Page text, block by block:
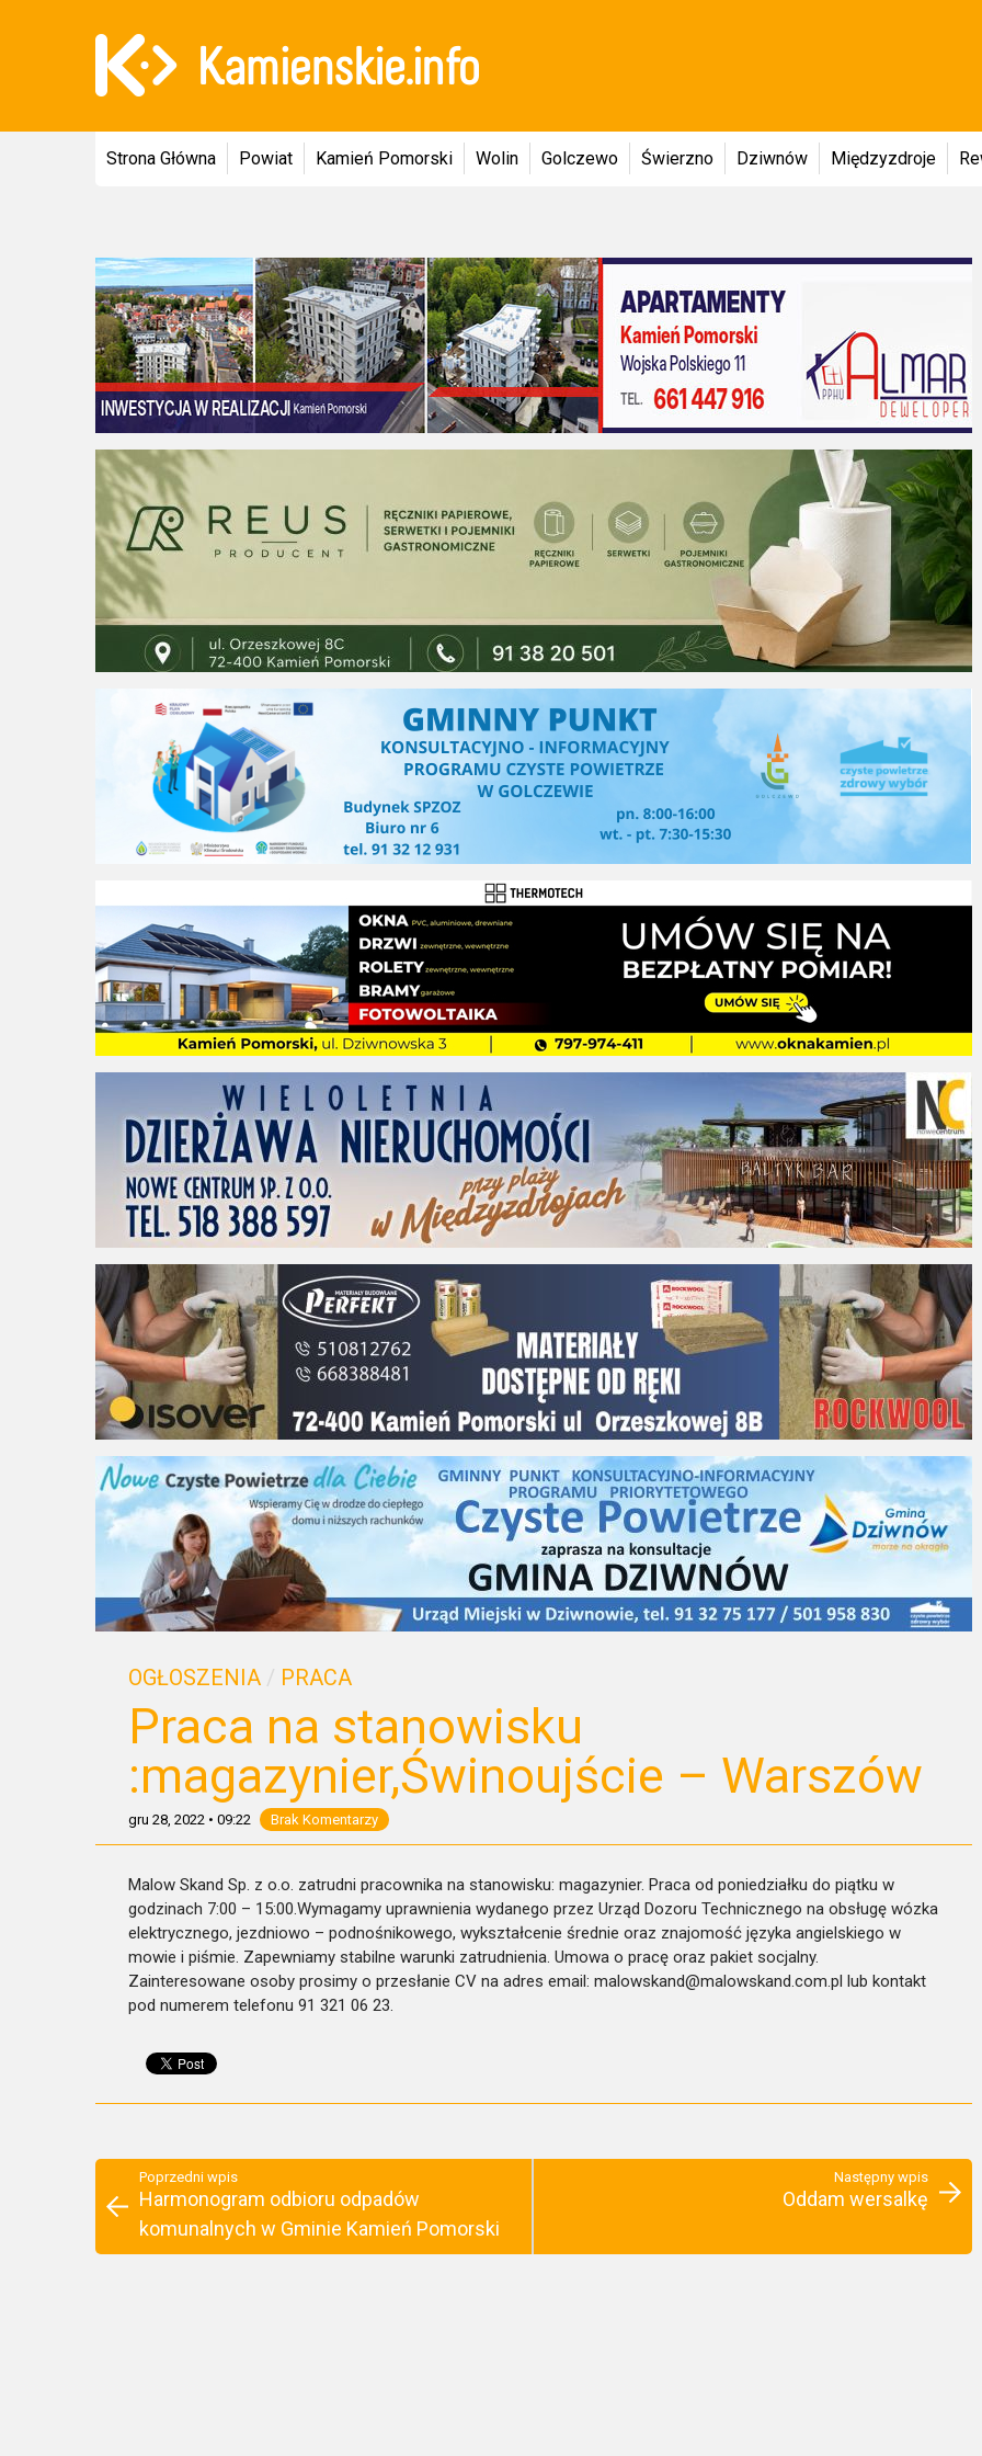
Strona Główna Powiat Kamień Pomorski Wolin Golczewo Świerzno Dziwnów Międzyzdroje
OGŁOSZENIA / PRACA
Praca na stanowisku
:magazynier,Świnoujście – Warszów
gru 28, 2022 • 09:22 Brak Komentarzy
Malow Skand Sp. z o.o. zatrudni pracownika na stanowisku: magazynier. Praca od poniedziałku do piątku w
godzinach 7:00 – 15:00.Wymagamy uprawnienia wydanego przez Urząd Dozoru Technicznego na obsługę wózka
elektrycznego, jezdniowo – podnośnikowego, wykształcenie średnie oraz znajomość języka angielskiego w
mowie i piśmie. Zapewniamy stabilne warunki zatrudnienia. Umowa o pracę oraz pakiet socjalny.
Zainteresowane osoby prosimy o przesłanie CV na adres email: malowskand@malowskand.com.pl lub kontakt
pod numerem telefonu 91 321 06 23.
Poprzedni wpis
Harmonogram odbioru odpadów
komunalnych w Gminie Kamień Pomorski
Następny wpis
Oddam wersalkę